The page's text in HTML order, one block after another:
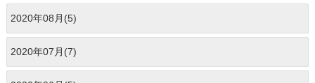
2020年08月(5)
2020年07月(7)